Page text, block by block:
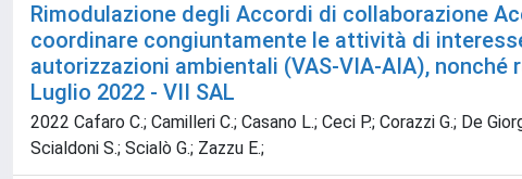
Rimodulazione degli Accordi di collaborazione
coordinare congiuntamente le attività di
autorizzazioni ambientali (VAS-VIA-AIA),
Luglio 2022 - VII SAL
2022 Cafaro C.; Camilleri C.; Casano L.; Ceci P.; Corazzi G.; De
Scialdoni S.; Scialò G.; Zazzu E.;